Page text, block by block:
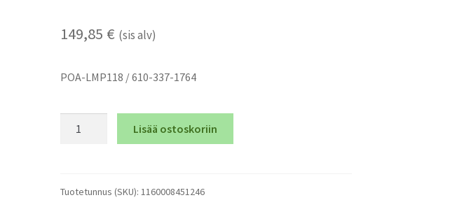
149,85 € (sis alv)
POA-LMP118 / 610-337-1764
Alkuperäinen
Lisää ostoskoriin
Tuotetunnus (SKU): 1160008451246